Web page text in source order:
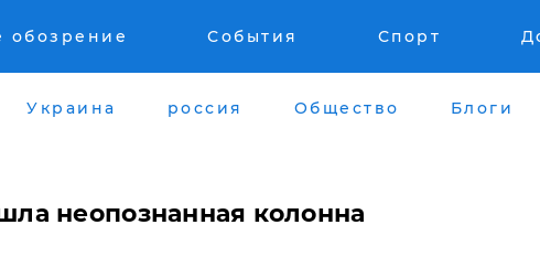
обозрение События Спорт
Украина россия Общество Блоги
неопознанная колонна